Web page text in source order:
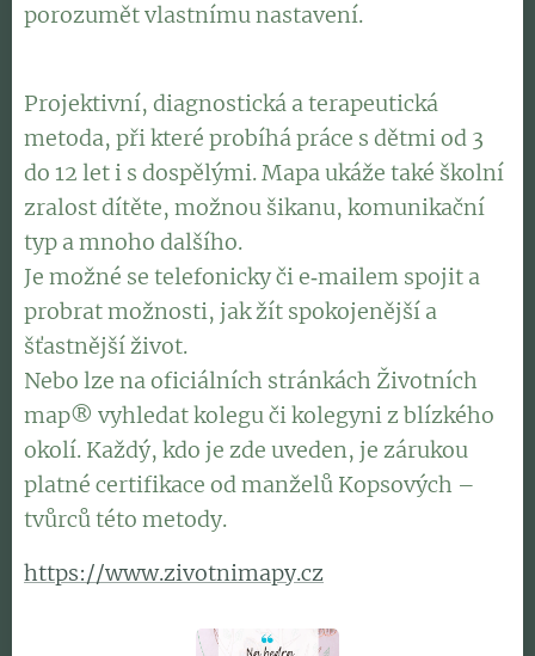
porozumět vlastnímu nastavení.
Projektivní, diagnostická a terapeutická
metoda, při které probíhá práce s dětmi od 3
do 12 let i s dospělými. Mapa ukáže také školní
zralost dítěte, možnou šikanu, komunikační
typ a mnoho dalšího.
Je možné se telefonicky či e‑mailem spojit a
probrat možnosti, jak žít spokojenější a
šťastnější život.
Nebo lze na oficiálních stránkách Životních
map® vyhledat kolegu či kolegyni z blízkého
okolí. Každý, kdo je zde uveden, je zárukou
platné certifikace od manželů Kopsových –
tvůrců této metody.
https://www.zivotnimapy.cz